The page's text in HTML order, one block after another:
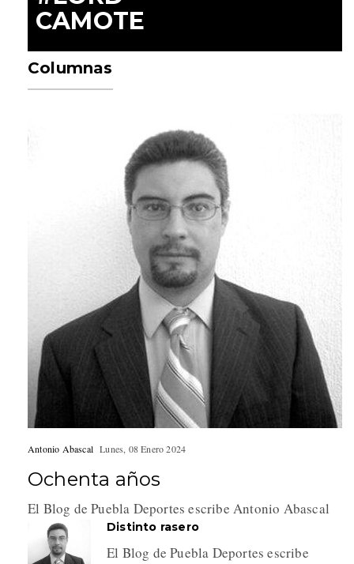
CAMOTE
Columnas
Antonio Abascal Lunes, 08 Enero 2024
Ochenta años
El Blog de Puebla Deportes escribe Antonio Abascal
Distinto rasero
El Blog de Puebla Deportes escribe